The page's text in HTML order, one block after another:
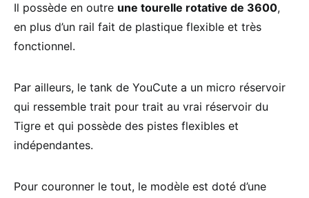
Il possède en outre une tourelle rotative de 3600,
en plus d’un rail fait de plastique flexible et très
fonctionnel.
Par ailleurs, le tank de YouCute a un micro réservoir
qui ressemble trait pour trait au vrai réservoir du
Tigre et qui possède des pistes flexibles et
indépendantes.
Pour couronner le tout, le modèle est doté d’une